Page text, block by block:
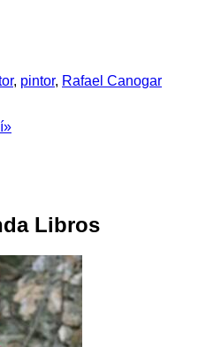
, pintor, Rafael Canogar